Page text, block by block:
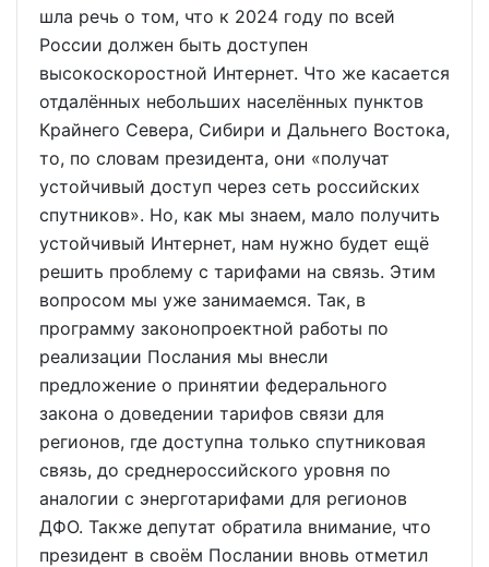
шла речь о том, что к 2024 году по всей
России должен быть доступен
высокоскоростной Интернет. Что же касается
отдалённых небольших населённых пунктов
Крайнего Севера, Сибири и Дальнего Востока,
то, по словам президента, они «получат
устойчивый доступ через сеть российских
спутников». Но, как мы знаем, мало получить
устойчивый Интернет, нам нужно будет ещё
решить проблему с тарифами на связь. Этим
вопросом мы уже занимаемся. Так, в
программу законопроектной работы по
реализации Послания мы внесли
предложение о принятии федерального
закона о доведении тарифов связи для
регионов, где доступна только спутниковая
связь, до среднероссийского уровня по
аналогии с энерготарифами для регионов
ДФО. Также депутат обратила внимание, что
президент в своём Послании вновь отметил